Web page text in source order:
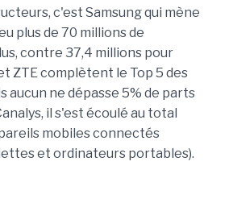
c'est Samsung qui mène
plus de 70 millions de
contre 37,4 millions pour
ZTE complètent le Top 5 des
aucun ne dépasse 5% de parts
il s'est écoulé au total
mobiles connectés
et ordinateurs portables).